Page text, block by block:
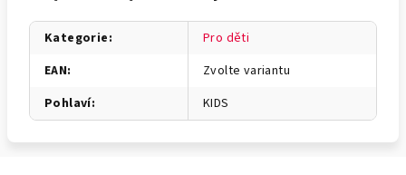
Kategorie:
Pro děti
EAN:
Zvolte variantu
Pohlaví: KIDS